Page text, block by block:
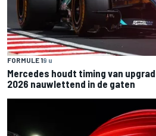
FORMULE 19 u
Mercedes houdt timing van
2026 nauwlettend in de gaten